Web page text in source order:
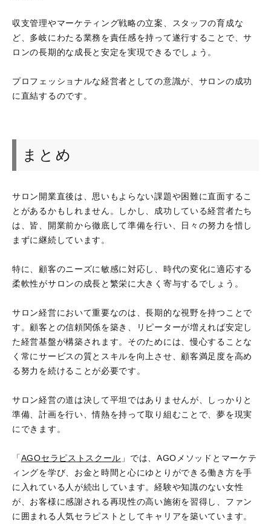
収支管理やマーケティング戦略の立案、スタッフの育成な
ど、多岐にわたる業務を責任感を持って遂行することで、サ
ロンの長期的な成長と安定を実現できるでしょう。
プロフェッショナルな経営者としての意識が、サロンの成功
に直結するのです。
まとめ
サロン開業直後は、思いもよらない課題や困難に直面するこ
とがあるかもしれません。しかし、成功している経営者たち
は、皆、開業前から徹底して準備を行い、日々の努力を惜し
まずに継続しています。
特に、顧客のニーズに敏感に対応し、時代の変化に適応する
柔軟性がサロンの成長と繁栄に大きく寄与するでしょう。
サロン経営において重要なのは、長期的な視野を持つことで
す。顧客との信頼関係を築き、リピーターが増えれば安定し
た経営基盤が構築されます。そのためには、慢心することな
く常にサービスの質とスキルを向上させ、顧客満足度を高め
る努力を続けることが必要です。
サロン経営の道は決して平坦ではありませんが、しっかりと
準備、計画を行い、情熱を持って取り組むことで、夢を現実
にできます。
「AGOセラピストスクール 」では、AGOメソッドとマーケテ
ィングを学び、お金と時間と心にゆとりができる働き方を手
に入れている人が続出しています。経験や知識のない女性
が、お客様に感謝される再現性の高い施術を習得し、ファン
に囲まれる人気セラピストとしてキャリアを築いています。